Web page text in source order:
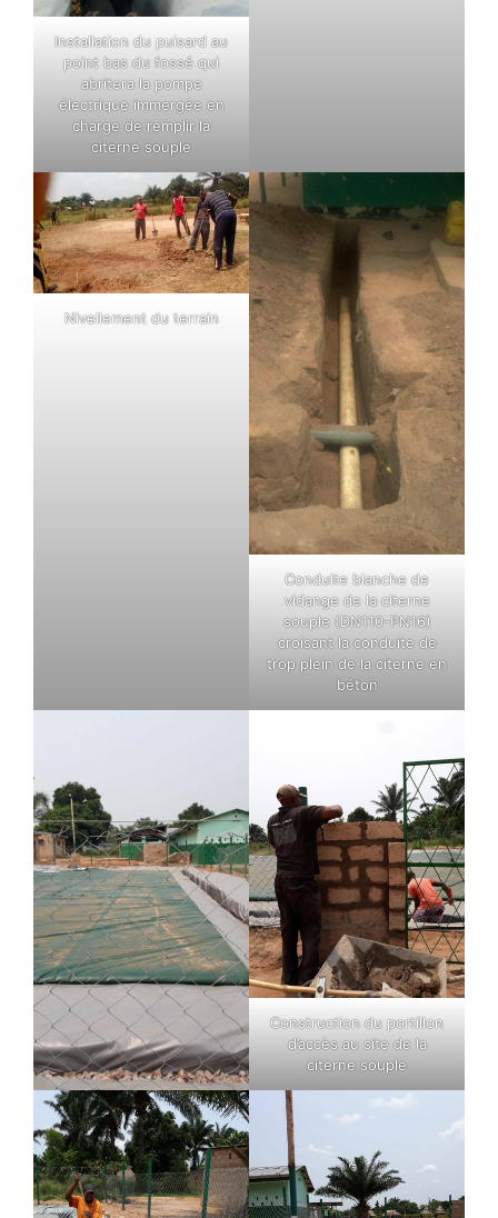
Installation du puisard au
point bas du fossé qui
abritera la pompe
électrique immergée en
charge de remplir la
citerne souple
Nivellement du terrain
Conduite blanche de
vidange de la citerne
souple (DN110-PN16)
croisant la conduite de
trop plein de la citerne en
béton
Construction du portillon
d’accès au site de la
citerne souple